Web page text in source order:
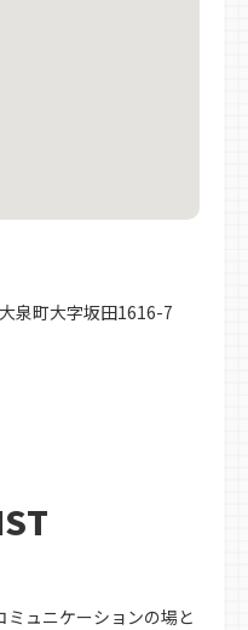
泉町大字坂田1616-7
ュニケーションの場と